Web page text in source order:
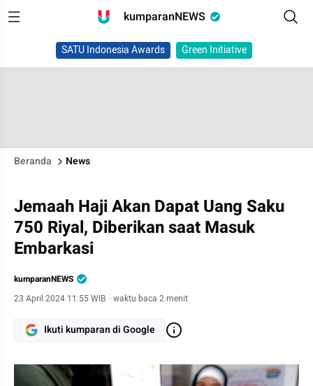
kumparanNEWS
SATU Indonesia Awards Green Initiative
Beranda News
Jemaah Haji Akan Dapat Uang Saku
750 Riyal, Diberikan saat Masuk
Embarkasi
kumparanNEWS
23 April 2024 11:55 WIB · waktu baca 2 menit
Ikuti kumparan di Google